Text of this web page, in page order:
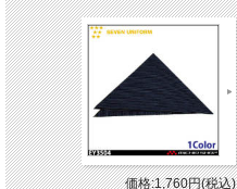
価格:1,760円(税込)